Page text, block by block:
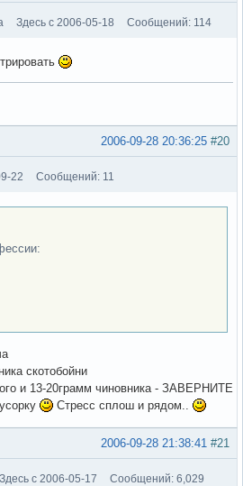
Здесь с 2006-05-18 Сообщений: 114
#20
2006-09-28 20:36:25
22 Сообщений: 11
20грамм чиновника - ЗАВЕРНИТЕ
Стресс сплош и рядом..
#21
2006-09-28 21:38:41
Здесь с 2006-05-17
Сообщений: 6,029